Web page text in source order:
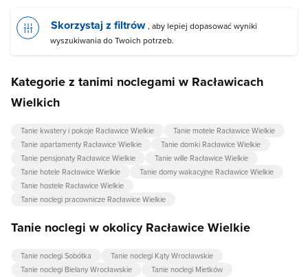
Skorzystaj z filtrów , aby lepiej dopasować wyniki
wyszukiwania do Twoich potrzeb.
Kategorie z tanimi noclegami w Racławicach
Wielkich
Tanie kwatery i pokoje Racławice Wielkie
Tanie motele Racławice Wielkie
Tanie apartamenty Racławice Wielkie
Tanie domki Racławice Wielkie
Tanie pensjonaty Racławice Wielkie
Tanie wille Racławice Wielkie
Tanie hotele Racławice Wielkie
Tanie domy wakacyjne Racławice Wielkie
Tanie hostele Racławice Wielkie
Tanie noclegi pracownicze Racławice Wielkie
Tanie noclegi w okolicy Racławice Wielkie
Tanie noclegi Sobótka
Tanie noclegi Kąty Wrocławskie
Tanie noclegi Bielany Wrocławskie
Tanie noclegi Mietków